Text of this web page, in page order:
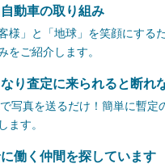
動車の取り組み
客様」と「地球」を笑顔にする
をご紹介します。
り査定に来られると断れ
写真を送るだけ！簡単に暫定
ます。
働く仲間を探しています